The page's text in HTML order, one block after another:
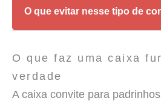
entre os dois lados.
O que evitar nesse tipo de
pareçam genéricos demais
experiência.
O que faz uma caixa
verdade
A caixa convite para